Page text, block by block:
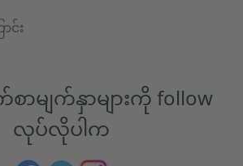
င်း
မျက်နှာများကို follow
လုပ်လိုပါက